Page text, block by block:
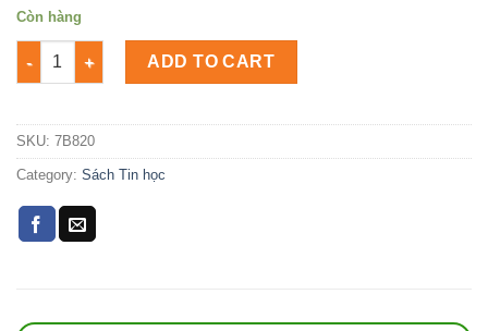
Còn hàng
Giáo trình Kỹ thuật lập trình hướng đối tượng bằng C++ Số
ADD TO CART
SKU: 7B820
Category: Sách Tin học